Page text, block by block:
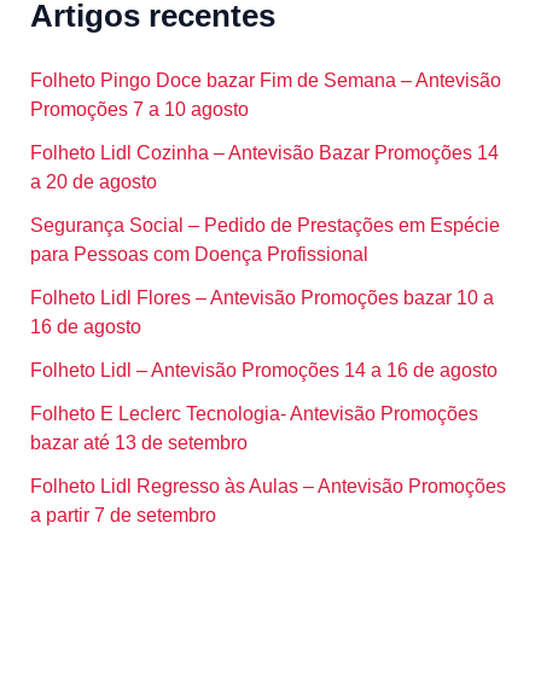
Artigos recentes
Folheto Pingo Doce bazar Fim de Semana – Antevisão
Promoções 7 a 10 agosto
Folheto Lidl Cozinha – Antevisão Bazar Promoções 14
a 20 de agosto
Segurança Social – Pedido de Prestações em Espécie
para Pessoas com Doença Profissional
Folheto Lidl Flores – Antevisão Promoções bazar 10 a
16 de agosto
Folheto Lidl – Antevisão Promoções 14 a 16 de agosto
Folheto E Leclerc Tecnologia- Antevisão Promoções
bazar até 13 de setembro
Folheto Lidl Regresso às Aulas – Antevisão Promoções
a partir 7 de setembro